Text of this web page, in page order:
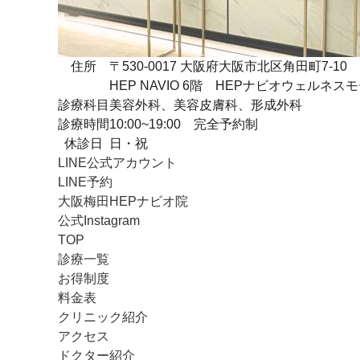
住所
〒530-0017 大阪府大阪市北区角田町7-10
HEP NAVIO 6階 HEPナビオウェルネス
診療科目 美容外科、美容皮膚科、形成外科
診療時間10:00~19:00 完全予約制
休診日
日・祝
LINE公式アカウント
LINE予約
大阪梅田HEPナビオ院
公式Instagram
TOP
診療一覧
お得制度
料金表
クリニック紹介
アクセス
ドクター紹介